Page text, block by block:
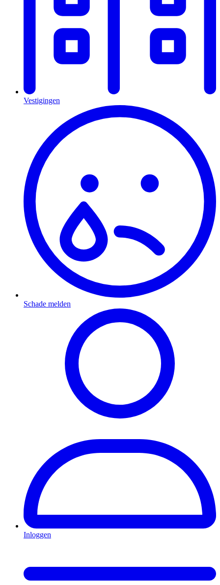
Vestigingen
Schade melden
Inloggen